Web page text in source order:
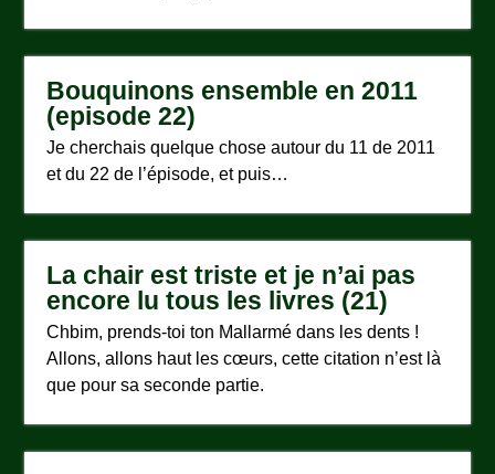
Bouquinons ensemble en 2011
(episode 22)
Je cherchais quelque chose autour du 11 de 2011
et du 22 de l’épisode, et puis…
La chair est triste et je n’ai pas
encore lu tous les livres (21)
Chbim, prends-toi ton Mallarmé dans les dents !
Allons, allons haut les cœurs, cette citation n’est là
que pour sa seconde partie.